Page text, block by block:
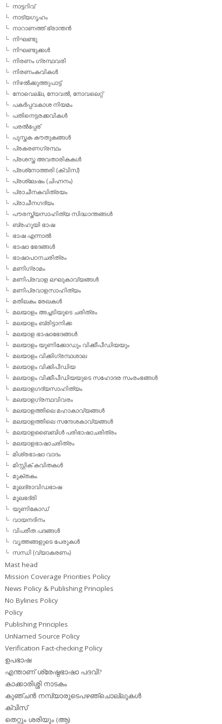
നാട്ടറിവ്
നാട്യഗൃഹം
നാറാണത്ത് ഭ്രാന്തന്‍
നിഘണ്ടു
നിഘണ്ടുക്കള്‍
നിരണം ഗ്രന്ഥവരി
നിരണംകവികള്‍
നിഴല്‍ക്കുത്തുപാട്ട്
നോവെല്ല, നോവല്‍, നോവലെറ്റ്
പകര്‍പ്പവകാശ നിയമം
പതിനെട്ടരക്കവികള്‍
പരല്‍പ്പേര്
പുസ്തക കൗതുകങ്ങള്‍
പ്രകരണഗ്രന്ഥം
പ്രശസ്ത അവതാരികകള്‍
പ്രശ്‌നോത്തരി (ക്വിസ്)
പ്രശ്ലേഷം (ചിഹ്നനം)
പ്രാചീനകവിത്രയം
പ്രാചീനഗദ്യം
പൗരസ്ത്യസാഹിത്യ സിദ്ധാന്തങ്ങള്‍
ബ്രഹൂയി ഭാഷ
ഭാഷ എന്നാല്‍
ഭാഷാ ഭേദങ്ങള്‍
ഭാഷാപഠനചരിത്രം
മണിഗ്രാമം
മണിപ്രവാള ലഘുകാവ്യങ്ങള്‍
മണിപ്രവാളസാഹിത്യം
മതിലകം രേഖകള്‍
മലയാളം അച്ചടിയുടെ ചരിത്രം
മലയാളം ബ്രിട്ടാനിക്ക
മലയാള ഭാഷാഭേദങ്ങള്‍
മലയാളം യൂണിക്കോഡും വിക്കീപീഡിയയും
മലയാളം വിക്കിഗ്രന്ഥശാല
മലയാളം വിക്കിപീഡിയ
മലയാളം വിക്കീപീഡിയയുടെ സഹോദര സംരംഭങ്ങള്‍
മലയാളഗദ്യസാഹിത്യം
മലയാളഗ്രന്ഥവിവരം
മലയാളത്തിലെ മഹാകാവ്യങ്ങള്‍
മലയാളത്തിലെ സന്ദേശകാവ്യങ്ങള്‍
മലയാളബൈബിള്‍ പരിഭാഷാചരിത്രം
മലയാളഭാഷാചരിത്രം
മിശ്രഭാഷാ വാദം
മിസ്റ്റിക് കവിതകള്‍
മുക്തകം
മൂലദ്രാവിഡഭാഷ
മൂലഭദ്രി
യൂണികോഡ്
വായനദിനം
വിപരീത പദങ്ങള്‍
വൃത്തങ്ങളുടെ പേരുകള്‍
സന്ധി (വ്യാകരണം)
Mast head
Mission Coverage Priorities Policy
News Policy & Publishing Principles
No Bylines Policy
Policy
Publishing Principles
UnNamed Source Policy
Verification Fact-checking Policy
ഉപഭാഷ
എന്താണ് ശ്രേഷ്ഠഭാഷാ പദവി?
കാക്കാരിശ്ശി നാടകം
കുഞ്ചന്‍ നമ്പ്യാരുടെപഴഞ്ചൊല്ലുകള്‍
ക്വിസ്
തെറ്റും ശരിയും (ആ)